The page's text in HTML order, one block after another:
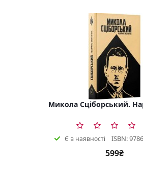
Микола Сціборський.
Є в наявності ISBN:
599₴